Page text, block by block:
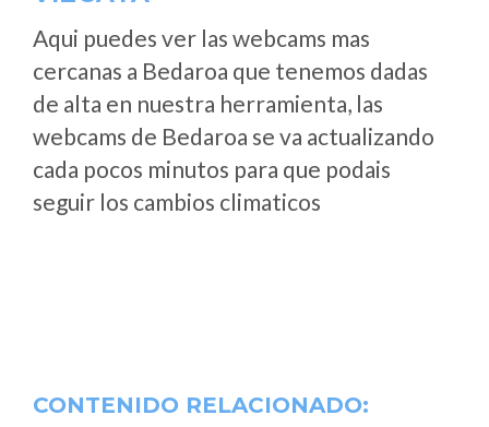
Aqui puedes ver las webcams mas
cercanas a Bedaroa que tenemos dadas
de alta en nuestra herramienta, las
webcams de Bedaroa se va actualizando
cada pocos minutos para que podais
seguir los cambios climaticos
CONTENIDO RELACIONADO: